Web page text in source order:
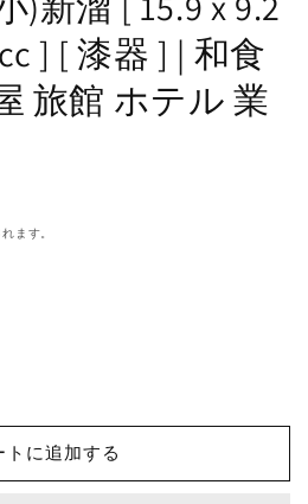
] [ 漆器 ] | 和食
旅館 ホテル 業
ます。
トに追加する